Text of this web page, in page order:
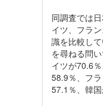
同調査では
イツ、フラ
識を比較し
を尋ねる問
イツが70.6
58.9％、フ
57.1％、韓